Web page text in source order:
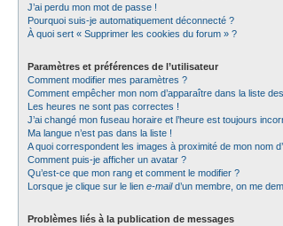
J’ai perdu mon mot de passe !
Pourquoi suis-je automatiquement déconnecté ?
À quoi sert « Supprimer les cookies du forum » ?
Paramètres et préférences de l’utilisateur
Comment modifier mes paramètres ?
Comment empêcher mon nom d’apparaître dans la liste
Les heures ne sont pas correctes !
J’ai changé mon fuseau horaire et l’heure est toujours
Ma langue n’est pas dans la liste !
A quoi correspondent les images à proximité de mon nom
Comment puis-je afficher un avatar ?
Qu’est-ce que mon rang et comment le modifier ?
Lorsque je clique sur le lien e-maild’un membre, on me
Problèmes liés à la publication de messages